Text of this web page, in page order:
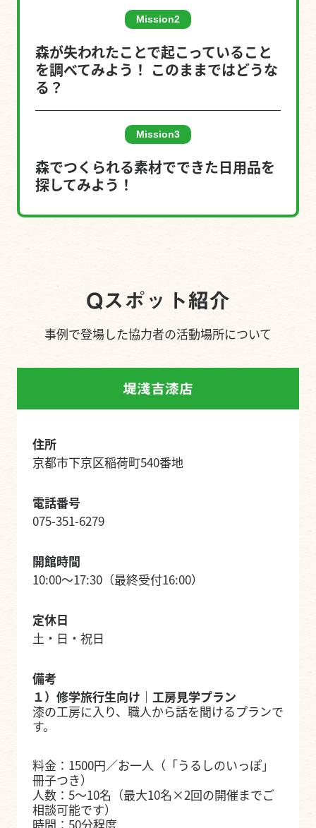
森が失われたことで起こっていること
を調べてみよう！ このままではどうな
る？
森でつくられる素材でできた日用品を
探してみよう！
Qスポット紹介
事例で登場した協力者の活動場所について
堤淺吉漆店
住所
京都市下京区稲荷町540番地
電話番号
075-351-6279
開館時間
10:00～17:30（最終受付16:00）
定休日
土・日・祝日
備考
１）修学旅行生向け｜工房見学プラン
漆の工房に入り、職人から話を聞けるプランで
す。
料金：1500円／お一人（「うるしのいっぽ」
冊子つき）
人数：5〜10名（最大10名×2回の開催までご
相談可能です）
時間：50分程度